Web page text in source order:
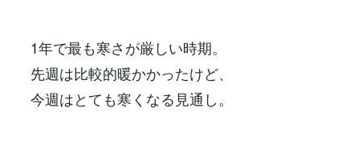
1年で最も寒さが厳しい時期。
先週は比較的暖かかったけど、
今週はとても寒くなる見通し。